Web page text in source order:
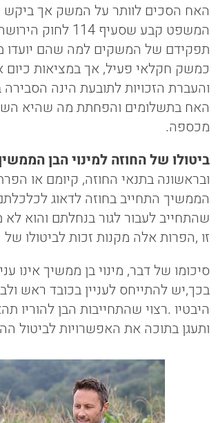
האח הסכים לוותר על המשק אך ביקש
המשפט קבע שסעיף
תפקידם של המשקים למה שהם יועדו
כמשק חקלאי פעיל, אך במציאות כיום
והעברת הזכויות לתובעת הינה הסבירה
האח בתשלומים והפחתת מה שהיא
מכספה.
ביטולו של החוזה למינוי הבן
ובראשונה בתנאי החוזה, קיומם או
הממשיך התחייב בחוזה לדאוג
שהתחייב לעבור לגור בנחלתם והוא לא
זו ,הפרות אלה מקנות זכות לביטולו של
סיכומו של דבר, מינוי בן ממשיך אינו
בכך,יש להתייחס לעניין בכובד ראש
היבטיו .רצוי שהתחייבות הבן להוריו
ותעגן בתוכה את האפשרויות לביטול